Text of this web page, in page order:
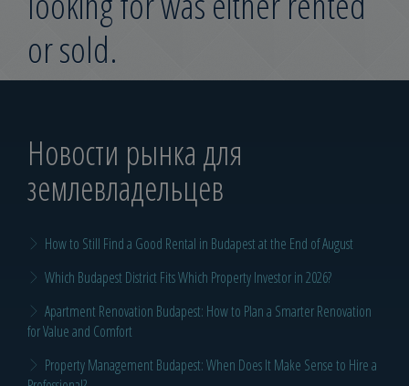
or sold.
Новости рынка для
землевладельцев
How to Still Find a Good Rental in Budapest at the End of August
Which Budapest District Fits Which Property Investor in 2026?
Apartment Renovation Budapest: How to Plan a Smarter Renovation
for Value and Comfort
Property Management Budapest: When Does It Make Sense to Hire a